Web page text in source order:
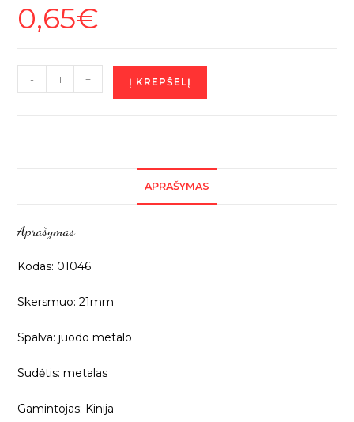
0,65€
produkto
kiekis:
- + Į KREPŠELĮ
APRAŠYMAS
Aprašymas
Kodas: 01046
Skersmuo: 21mm
Spalva: juodo metalo
Sudėtis: metalas
Gamintojas: Kinija